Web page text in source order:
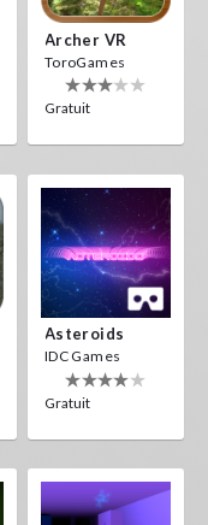
Archer VR
ToroGames
Gratuit
Asteroids
IDC Games
Gratuit